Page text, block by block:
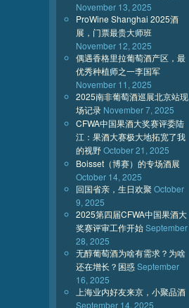
November 13, 2025
ProWine Shanghai 2025酒
展，门票最贵大师班
November 12, 2025
偶遇香格里拉葡萄酒产区，最
优秀种植师之一李国军
November 11, 2025
2025南非葡萄酒巡展北京站现
场记录 November 7, 2025
CFWA中国果酒大奖赛评委陆
江：果酒大赛极大地拓宽了我
的视野October 21, 2025
Boisset（博赛）的专场酒展
October 14, 2025
回国省亲，生日欢聚 October
9, 2025
2025第四届CFWA中国果酒大
奖赛评审工作开始September
28, 2025
无醇葡萄酒为啥有需求？为啥
还在增长？困惑September
16, 2025
上海业内好友来京，小聚品酒
September 14, 2025